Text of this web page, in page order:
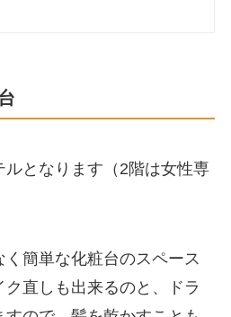
ルとなります（2階は女性専
簡単な化粧台のスペース
直しも出来るのと、ドラ